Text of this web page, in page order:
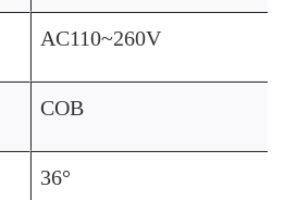
AC110~260V
COB
36°